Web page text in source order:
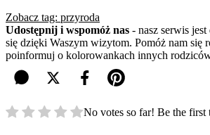
Zobacz tag: przyroda
Udostępnij i wspomóż nas - nasz serwis
się dzięki Waszym wizytom. Pomóż nam się
poinformuj o kolorowankach innych
No votes so far! Be the first